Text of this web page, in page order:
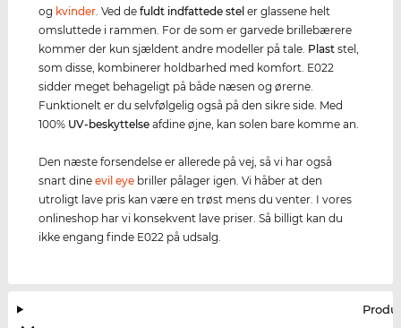
og kvinder . Ved defuldt indfattede stel er glassene helt
omsluttede i rammen. For de som er garvede brillebærere
kommer der kun sjældent andre modeller på tale. Plast stel,
som disse, kombinerer holdbarhed med komfort. E022
sidder meget behageligt på både næsen og ørerne.
Funktionelt er du selvfølgelig også på den sikre side. Med
100% UV-beskyttelse afdine øjne, kan solen bare komme an.
Den næste forsendelse er allerede på vej, så vi har også
snart dineevil eye briller pålager igen. Vi håber at den
utroligt lave pris kan være en trøst mens du venter. I vores
onlineshop har vi konsekvent lave priser. Så billigt kan du
ikke engang finde E022 på udsalg.